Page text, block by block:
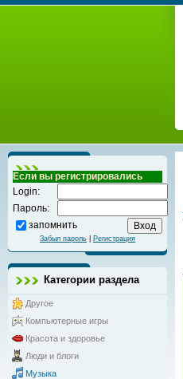
Если вы регистрировались
Login:
Пароль:
запомнить
Забыл пароль Регистрация
Категории раздела
Другое
Компьютерные игры
Красота и здоровье
Люди и блоги
Музыка